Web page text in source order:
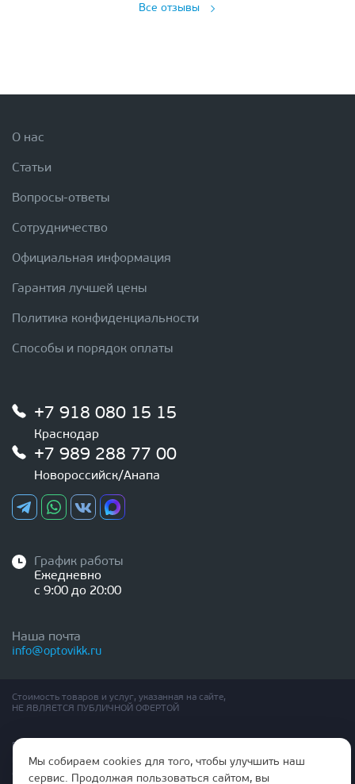
Все отзывы
О нас
Статьи
Вопросы-ответы
Сотрудничество
Официальная информация
Гарантия лучшей цены
Политика конфиденциальности
Способы и порядок оплаты
+7 918 080 15 15
Краснодар
+7 989 288 77 00
Новороссийск/Анапа
График работы
Ежедневно
с 9:00 до 20:00
Наша почта
info@optovikk.ru
Стоимость товаров и услуг, указанная на сайте,
НЕ ЯВЛЯЕТСЯ ПУБЛИЧНОЙ ОФЕРТОЙ
Правила эксплутации входных и межкомнатных дверей
Политика обработки персональных данных
Согласие на обработку персональных данных
Мы собираем cookies для того, чтобы улучшить наш
сервис. Продолжая пользоваться сайтом, вы